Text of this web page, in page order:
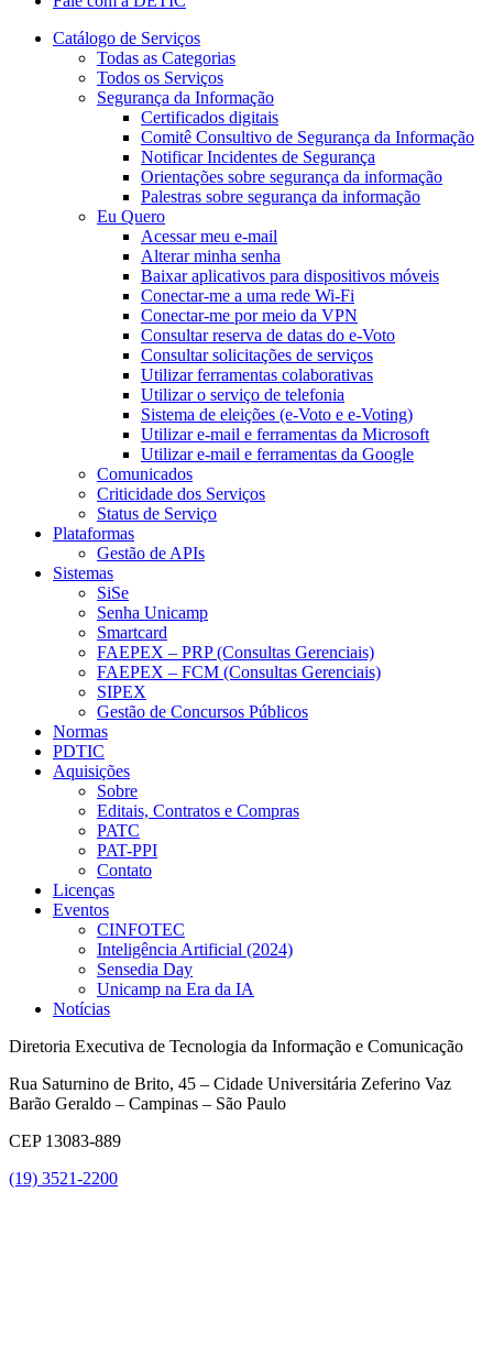
Catálogo de Serviços
Todas as Categorias
Todos os Serviços
Segurança da Informação
Certificados digitais
Comitê Consultivo de Segurança da Informação
Notificar Incidentes de Segurança
Orientações sobre segurança da informação
Palestras sobre segurança da informação
Eu Quero
Acessar meu e-mail
Alterar minha senha
Baixar aplicativos para dispositivos móveis
Conectar-me a uma rede Wi-Fi
Conectar-me por meio da VPN
Consultar reserva de datas do e-Voto
Consultar solicitações de serviços
Utilizar ferramentas colaborativas
Utilizar o serviço de telefonia
Sistema de eleições (e-Voto e e-Voting)
Utilizar e-mail e ferramentas da Microsoft
Utilizar e-mail e ferramentas da Google
Comunicados
Criticidade dos Serviços
Status de Serviço
Plataformas
Gestão de APIs
Sistemas
SiSe
Senha Unicamp
Smartcard
FAEPEX – PRP (Consultas Gerenciais)
FAEPEX – FCM (Consultas Gerenciais)
SIPEX
Gestão de Concursos Públicos
Normas
PDTIC
Aquisições
Sobre
Editais, Contratos e Compras
PATC
PAT-PPI
Contato
Licenças
Eventos
CINFOTEC
Inteligência Artificial (2024)
Sensedia Day
Unicamp na Era da IA
Notícias
Diretoria Executiva de Tecnologia da Informação e Comunicação
Rua Saturnino de Brito, 45 – Cidade Universitária Zeferino Vaz
Barão Geraldo – Campinas – São Paulo
CEP 13083-889
(19) 3521-2200